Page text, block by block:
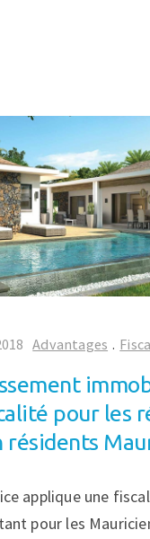
Advantages .
pour les
résidents
applique une
pour les